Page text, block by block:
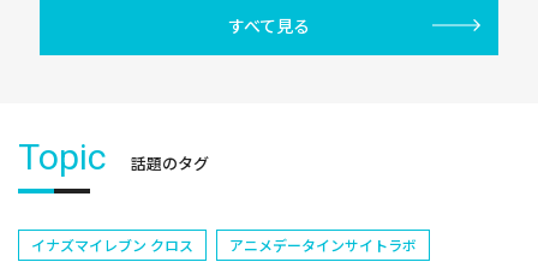
すべて見る
Topic 話題のタグ
イナズマイレブン クロス
アニメデータインサイトラボ